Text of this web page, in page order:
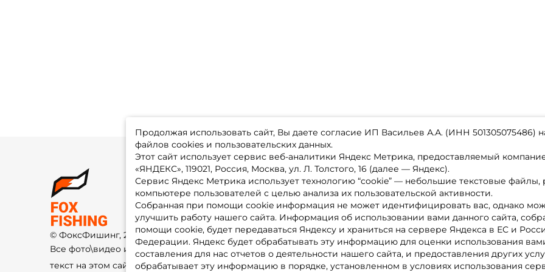
Продолжая использовать сайт, Вы даете согласие ИП Васильев А.А. (ИНН 501305075486)
файлов cookies и пользовательских данных.
Этот сайт использует сервис веб-аналитики Яндекс Метрика, предоставляемый
«ЯНДЕКС», 119021, Россия, Москва, ул. Л. Толстого, 16 (далее — Яндекс).
Сервис Яндекс Метрика использует технологию “cookie” — небольшие текстовые
компьютере пользователей с целью анализа их пользовательской активности.
Собранная при помощи cookie информация не может идентифицировать вас, однако
улучшить работу нашего сайта. Информация об использовании вами данного сайта,
помощи cookie, будет передаваться Яндексу и храниться на сервере Яндекса в ЕС и
Федерации. Яндекс будет обрабатывать эту информацию для оценки использования
составления для нас отчетов о деятельности нашего сайта, и предоставления других
обрабатывает эту информацию в порядке, установленном в условиях использования
© ФоксФишинг, 2009-2026
Все фото\видео изображения и
текст на этом сайте защищены
О магазине
Доставка
Оплата
Fox-bonus
Гуру
Контакты
Политика обработки ПД
Каталог товаров
Акции
Новинки
Бренды
Партнерская программа